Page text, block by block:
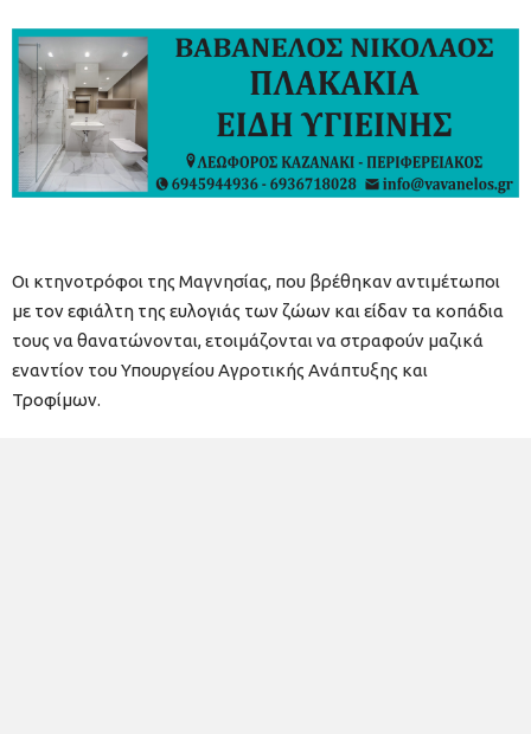
Οι κτηνοτρόφοι της Μαγνησίας, που βρέθηκαν αντιμέτωποι
με τον εφιάλτη της ευλογιάς των ζώων και είδαν τα κοπάδια
τους να θανατώνονται, ετοιμάζονται να στραφούν μαζικά
εναντίον του Υπουργείου Αγροτικής Ανάπτυξης και
Τροφίμων.